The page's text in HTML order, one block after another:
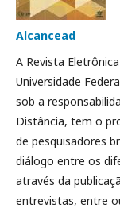
Alcancead
A Revista
Universidade
sob a
Distância, tem o
de pesquisadores
diálogo entre os
através da
entrevistas, entre